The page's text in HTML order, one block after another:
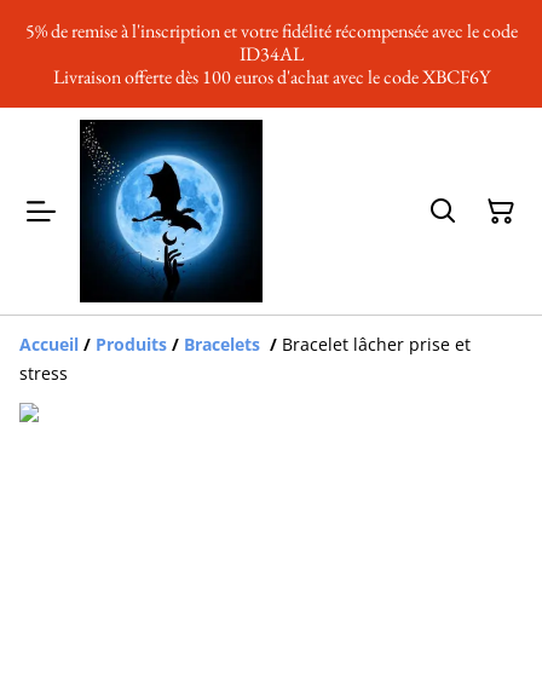
5% de remise à l'inscription et votre fidélité récompensée avec le code
ID34AL
Livraison offerte dès 100 euros d'achat avec le code XBCF6Y
Accueil / Produits / Bracelets / Bracelet lâcher prise et
stress